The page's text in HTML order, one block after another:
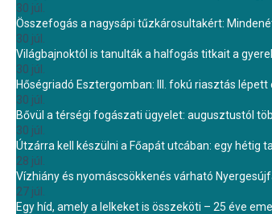
30 júl.
Összefogás a nagysápi tűzkárosultakért:
30 júl.
Világbajnoktól is tanulták a halfogás titkait a
30 júl.
Hőségriadó Esztergomban: III. fokú riasztás
30 júl.
Bővül a térségi fogászati ügyelet: augusztustól
30 júl.
Útzárra kell készülni a Főapát utcában: egy hétig
28 júl.
Vízhiány és nyomáscsökkenés várható
27 júl.
Egy híd, amely a lelkeket is összeköti – 25 éve